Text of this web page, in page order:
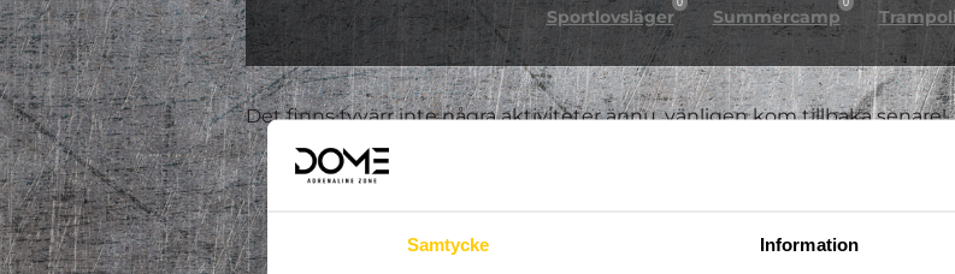
Samtycke Information
Sportlovsläger
0
Summercamp
0
Det finns tyvärr inte några aktiviteter ännu, vänligen kom tillbaka senare!